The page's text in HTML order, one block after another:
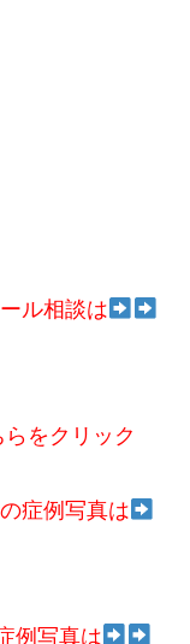
ル相談は
らをクリック
症例写真は
例写真は